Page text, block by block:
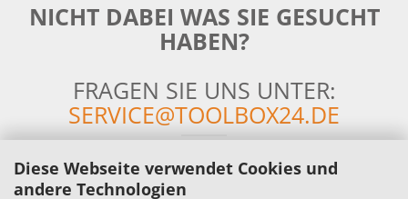
Diese Webseite verwendet Cookies und
andere Technologien
NICHT DABEI WAS SIE GESUCHT
HABEN?
FRAGEN SIE UNS UNTER:
SERVICE@TOOLBOX24.DE